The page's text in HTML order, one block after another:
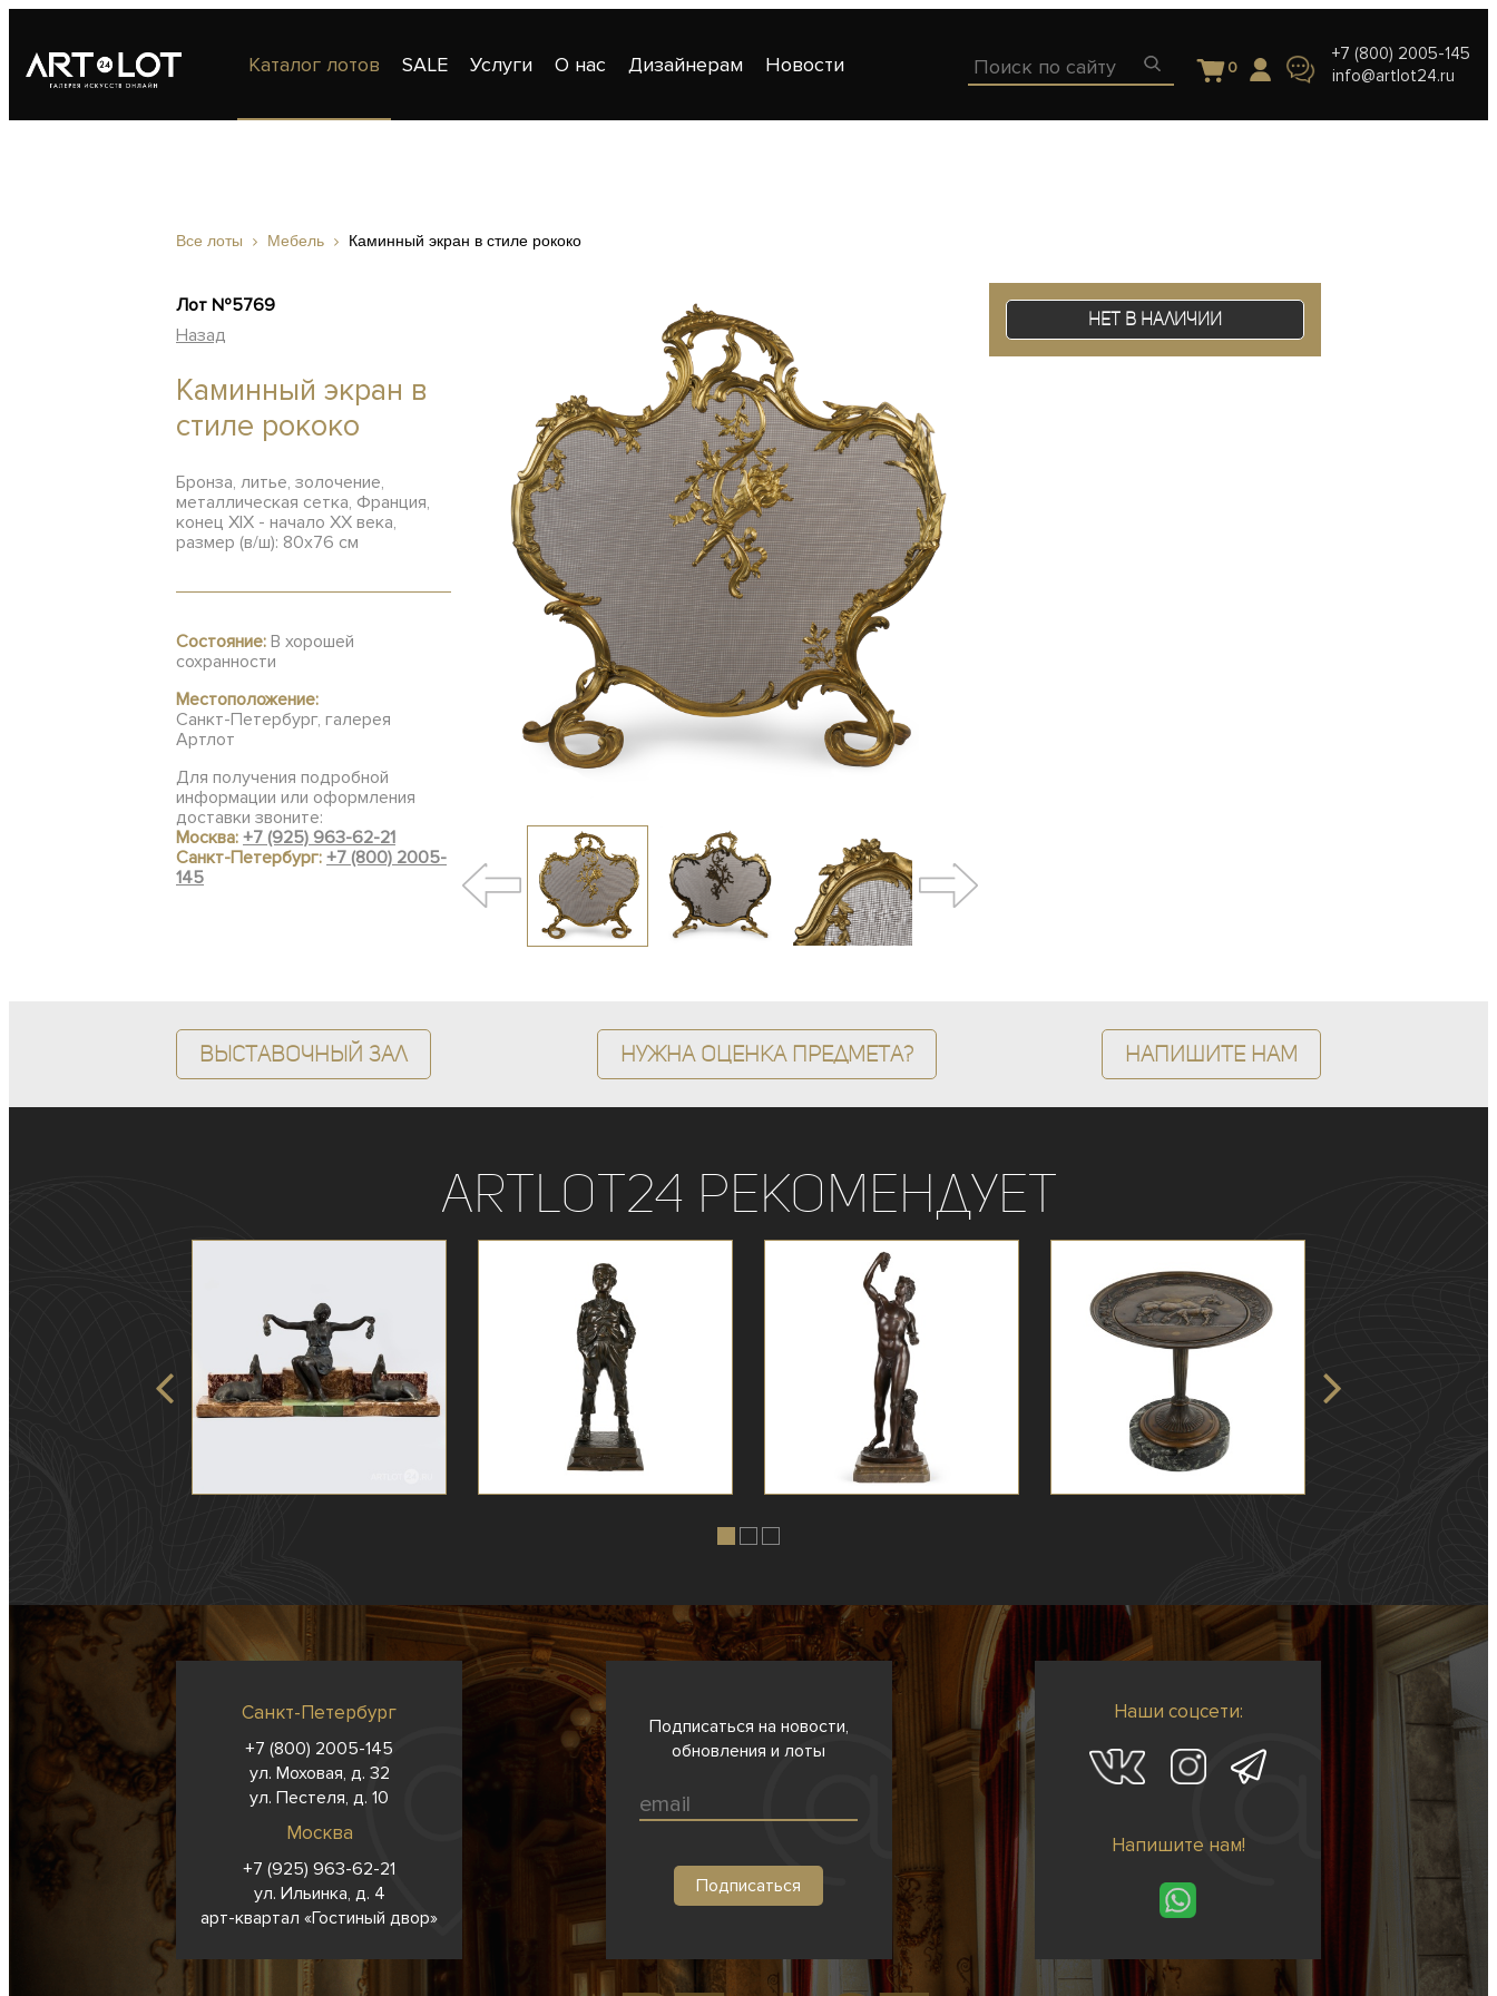
Каталог лотов SALE Услуги О нас Дизайнерам Новости 0
+7 (800) 2005-145
info@artlot24.ru
Все лоты Мебель Каминный экран в стиле рококо
Лот №5769
Назад
Каминный экран в
стиле рококо
Бронза, литье, золочение,
металлическая сетка, Франция,
конец XIX - начало ХХ века,
размер (в/ш): 80х76 см
Состояние: В хорошей
сохранности
Местоположение:
Санкт-Петербург, галерея
Артлот
Для получения подробной
информации или оформления
доставки звоните:
Москва: +7 (925) 963-62-21
Санкт-Петербург: +7 (800) 2005-
145
Нет в наличии
Выставочный зал Нужна оценка предмета? Напишите нам
ArtLot24 рекомендует
Санкт-Петербург
+7 (800) 2005-145
ул. Моховая, д. 32
ул. Пестеля, д. 10
Москва
+7 (925) 963-62-21
ул. Ильинка, д. 4
арт-квартал «Гостиный двор»
Подписаться на новости,
обновления и лоты
Наши соцсети:
Напишите нам!